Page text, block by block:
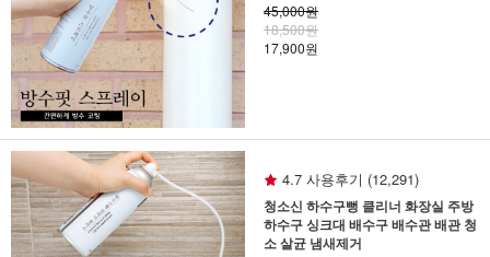
45,000원
18,500원
17,900원
4.7 사용후기 (12,291)
청소신 하수구뻥 클리너 화장실 주방
하수구 싱크대 배수구 배수관 배관 청
소 살균 냄새제거